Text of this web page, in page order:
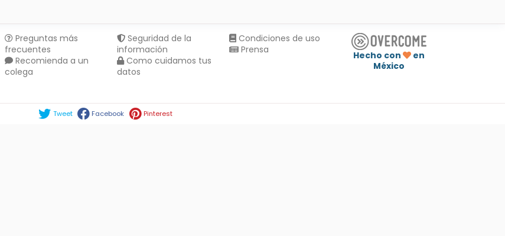
Preguntas más
frecuentes
Recomienda a un
colega
Seguridad de la
información
Como cuidamos tus
datos
Condiciones de uso
Prensa
Hecho con
en
México
Tweet Facebook Pinterest